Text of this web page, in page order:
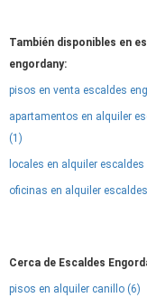
También disponibles en
engordany:
pisos en venta escaldes
apartamentos en alquiler
(1)
locales en alquiler
oficinas en alquiler
Cerca de Escaldes
pisos en alquiler canillo (6)